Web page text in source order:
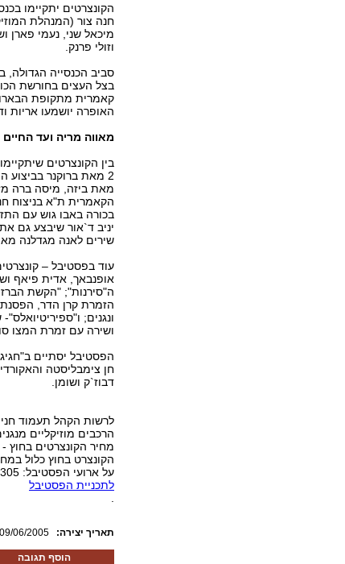
הקונצרטים יתקיימו
חנה צור (המנהלת
מיכאל שני, נעמי פארן
וזולי פרנק.
סביב הכנסייה הגדולה,
בצל העצים בחורשת
קאמרית מתקופת
האופרה יושמעו אריות
מאווה מריה ועד החיים
בין הקונצרטים
2 מאת ברוקנר
מאת ביזה, מיסה ברה
בכורה באבו גוש עם
יניב ד`אור שיבצע גם
שירים לאנה מגדלנה
עוד בפסטיבל –
אופנבאך, אדית פיאף
ה"סירנות"; "הקשת
הזמרת קרן הדר,
ונגנים;
ושירה עם זמרת המצו
הפסטיבל יסתיים
חן צימבליסטה
דבוז`ק ושומן.
לרשות הקהל תעמוד
הרכבים מוזיקליים
על ארועי הפסטיבל: 5341305 -02.
לתכניית הפסטיבל
09/06/2005 :תאריך יצירה
הוסף תגובה